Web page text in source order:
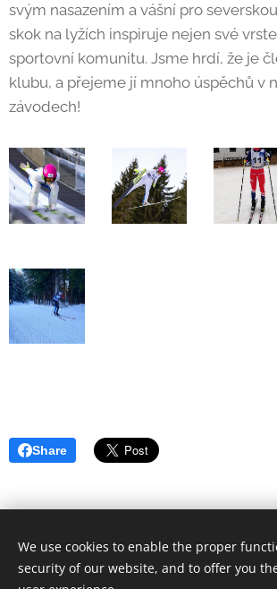
svým nasazením a vášní pro
skok na lyžích inspiruje nejen své
sportovní komunitu. Jsme hrdí, že je
klubu, a přejeme jí mnoho úspěchů v
závodech!
Share
Vysočina Arena © 2024
Vytvořeno službouWebnode
We use cookies to enable the proper
security of our website, and to offer you